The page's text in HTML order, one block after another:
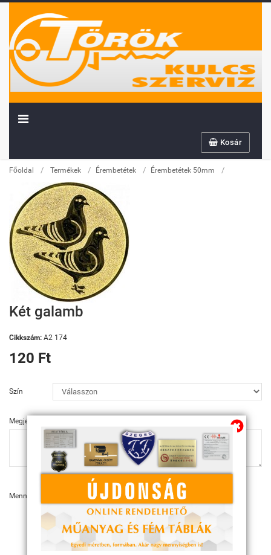
Kosár
Főoldal / Termékek / Érembetétek / Érembetétek 50mm /
Két galamb
Cikkszám: A2 174
120 Ft
Szín
Megjegyzés
Mennyiség:
KOSÁRBA
Továbbiakban az info@sportserleg.hu
címre várjuk kedves régi és új ügyfeleink
Megszűnő email címünk: kulcsszerviz@tiszanet.hu